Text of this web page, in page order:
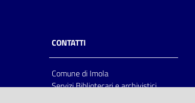
CONTATTI
Comune di Imola
Servizi Bibliotecari e archivistici